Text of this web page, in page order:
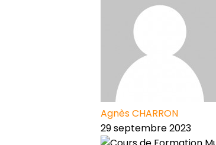
Agnès CHARRON
29 septembre 2023